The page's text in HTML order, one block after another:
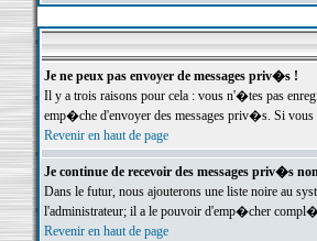
Je ne peux pas envoyer de messages priv�s !
Il y a trois raisons pour cela : vous n'�tes pas
emp�che d'envoyer des messages priv�s. Si
Revenir en haut de page
Je continue de recevoir des messages priv�s
Dans le futur, nous ajouterons une liste noire au
l'administrateur; il a le pouvoir d'emp�cher
Revenir en haut de page